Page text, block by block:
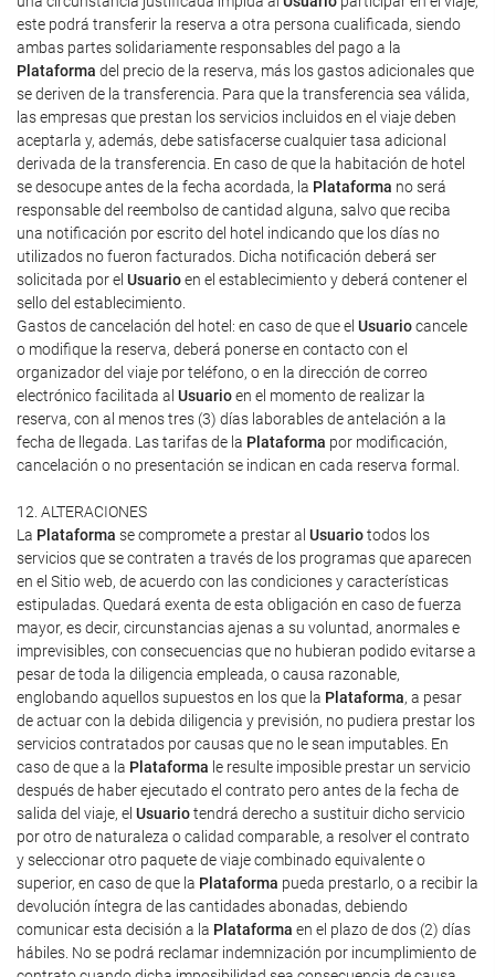
este podrá transferir la reserva a otra persona cualificada, siendo
ambas partes solidariamente responsables del pago a la
Plataforma del precio de la reserva, más los gastos adicionales que
se deriven de la transferencia. Para que la transferencia sea válida,
las empresas que prestan los servicios incluidos en el viaje deben
aceptarla y, además, debe satisfacerse cualquier tasa adicional
derivada de la transferencia. En caso de que la habitación de hotel
se desocupe antes de la fecha acordada, la Plataforma no será
responsable del reembolso de cantidad alguna, salvo que reciba
una notificación por escrito del hotel indicando que los días no
utilizados no fueron facturados. Dicha notificación deberá ser
solicitada por el Usuarioen el establecimiento y deberá contener el
sello del establecimiento.
Gastos de cancelación del hotel: en caso de que el Usuariocancele
o modifique la reserva, deberá ponerse en contacto con el
organizador del viaje por teléfono, o en la dirección de correo
electrónico facilitada al Usuarioen el momento de realizar la
reserva, con al menos tres (3) días laborables de antelación a la
fecha de llegada. Las tarifas de la Plataforma por modificación,
cancelación o no presentación se indican en cada reserva formal.
12. ALTERACIONES
La Plataforma se compromete a prestar al Usuariotodos los
servicios que se contraten a través de los programas que aparecen
en el Sitio web, de acuerdo con las condiciones y características
estipuladas. Quedará exenta de esta obligación en caso de fuerza
mayor, es decir, circunstancias ajenas a su voluntad, anormales e
imprevisibles, con consecuencias que no hubieran podido evitarse a
pesar de toda la diligencia empleada, o causa razonable,
englobando aquellos supuestos en los que la Plataforma, a pesar
de actuar con la debida diligencia y previsión, no pudiera prestar los
servicios contratados por causas que no le sean imputables. En
caso de que a la Plataforma le resulte imposible prestar un servicio
después de haber ejecutado el contrato pero antes de la fecha de
salida del viaje, el Usuariotendrá derecho a sustituir dicho servicio
por otro de naturaleza o calidad comparable, a resolver el contrato
y seleccionar otro paquete de viaje combinado equivalente o
superior, en caso de que la Plataforma pueda prestarlo, o a recibir la
devolución íntegra de las cantidades abonadas, debiendo
comunicar esta decisión a la Plataforma en el plazo de dos (2) días
hábiles. No se podrá reclamar indemnización por incumplimiento de